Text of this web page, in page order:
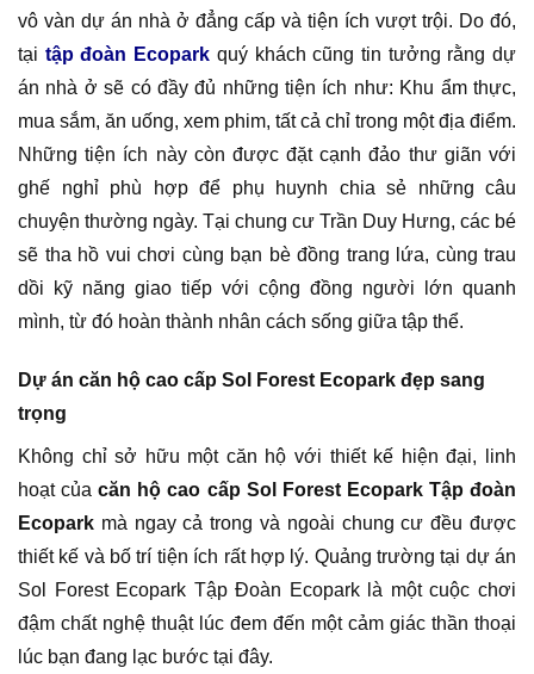
vô vàn dự án nhà ở đẳng cấp và tiện ích vượt trội. Do đó,
tại tập đoàn Ecopark quý khách cũng tin tưởng rằng dự
án nhà ở sẽ có đầy đủ những tiện ích như: Khu ẩm thực,
mua sắm, ăn uống, xem phim, tất cả chỉ trong một địa điểm.
Những tiện ích này còn được đặt cạnh đảo thư giãn với
ghế nghỉ phù hợp để phụ huynh chia sẻ những câu
chuyện thường ngày. Tại chung cư Trần Duy Hưng, các bé
sẽ tha hồ vui chơi cùng bạn bè đồng trang lứa, cùng trau
dồi kỹ năng giao tiếp với cộng đồng người lớn quanh
mình, từ đó hoàn thành nhân cách sống giữa tập thể.
Dự án căn hộ cao cấp Sol Forest Ecopark đẹp sang
trọng
Không chỉ sở hữu một căn hộ với thiết kế hiện đại, linh
hoạt củacăn hộ cao cấp Sol Forest Ecopark Tập đoàn
Ecopark mà ngay cả trong và ngoài chung cư đều được
thiết kế và bố trí tiện ích rất hợp lý. Quảng trường tại dự án
Sol Forest Ecopark Tập Đoàn Ecopark là một cuộc chơi
đậm chất nghệ thuật lúc đem đến một cảm giác thần thoại
lúc bạn đang lạc bước tại đây.